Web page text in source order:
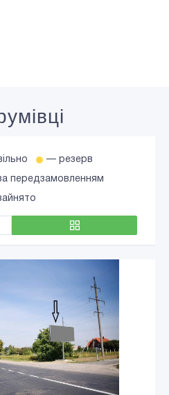
— резерв
передзамовленням